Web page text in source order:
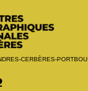
CERBÈRES-PORTBOU